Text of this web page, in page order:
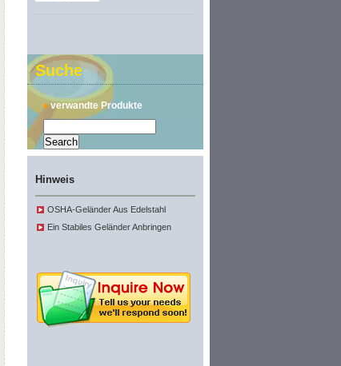
Suche
♦verwandte Produkte
Hinweis
OSHA-Geländer Aus Edelstahl
Ein Stabiles Geländer Anbringen